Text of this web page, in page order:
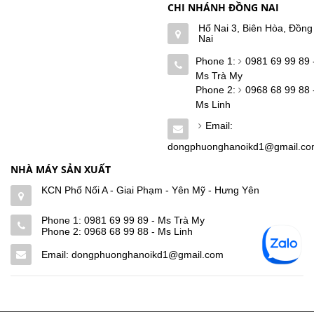
CHI NHÁNH ĐỒNG NAI
Hố Nai 3, Biên Hòa, Đồng
Nai
Phone 1:
0981 69 99 89
Ms Trà My
Phone 2:
0968 68 99 88
Ms Linh
Email:
NHÀ MÁY SẢN XUẤT
KCN Phố Nối A - Giai Phạm - Yên Mỹ - Hưng Yên
Phone 1: 0981 69 99 89 - Ms Trà My
Phone 2: 0968 68 99 88 - Ms Linh
Email: dongphuonghanoikd1@gmail.com